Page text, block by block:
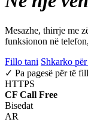
Mesazhe, thirrje me
funksionon në
Fillo tani Shkarko
✓ Pa pagesë për të
HTTPS
CF Call Free
Bisedat
AR